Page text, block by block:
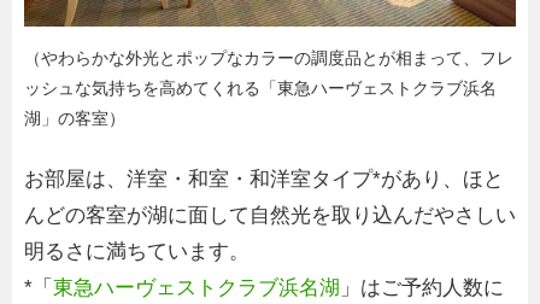
（やわらかな外光とポップなカラーの調度品とが相まって、フレ
ッシュな気持ちを高めてくれる「東急ハーヴェストクラブ浜名
湖」の客室）
お部屋は、洋室・和室・和洋室タイプ*があり、ほと
んどの客室が湖に面して自然光を取り込んだやさしい
明るさに満ちています。
*「 東急ハーヴェストクラブ浜名湖 」はご予約人数に